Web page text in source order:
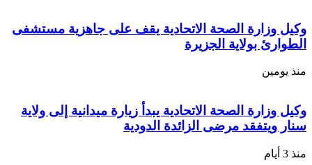
وكيل وزارة الصحة الاتحادية يقف على جاهزية مستشفى
الطوارئ بولاية الجزيرة
منذ يومين
وكيل وزارة الصحة الاتحادية يبدأ زيارة ميدانية إلى ولاية
سنار ويتفقد مرضى الزائدة الدودية
منذ 3 أيام